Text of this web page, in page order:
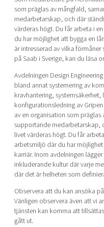
som präglas av mångfald,
medarbetarskap, och där
värderas högt. Du får arbeta i
du har möjlighet att bygga en
är intresserad av vilka
på Saab i Sverige, kan du läsa
Avdelningen Design
bland annat systemering av
kravhantering, systemsäkerhet,
konfigurationsledning av
av en organisation som
supportande medarbetarskap,
livet värderas högt. Du får
arbetsmiljö där du har
karriär. Inom avdelningen
inkluderande kultur där varje
där det är helheten som
Observera att du kan ansöka
Vänligen observera även att vi
tjänsten kan komma att
gått ut.